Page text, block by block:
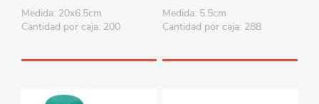
Medida: 20x6.5cm
Cantidad por caja: 200
Medida: 5.5cm
Cantidad por caja: 288